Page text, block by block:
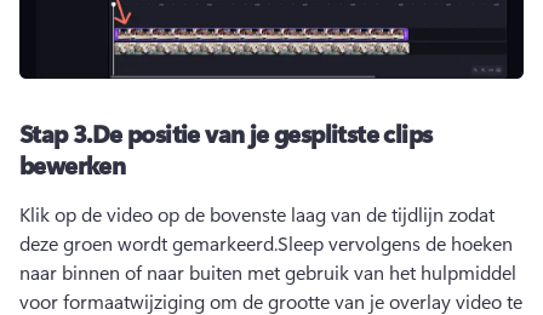
Stap 3.De positie van je gesplitste clips
bewerken
Klik op de video op de bovenste laag van de tijdlijn zodat
deze groen wordt gemarkeerd.Sleep vervolgens de hoeken
naar binnen of naar buiten met gebruik van het hulpmiddel
voor formaatwijziging om de grootte van je overlay video te